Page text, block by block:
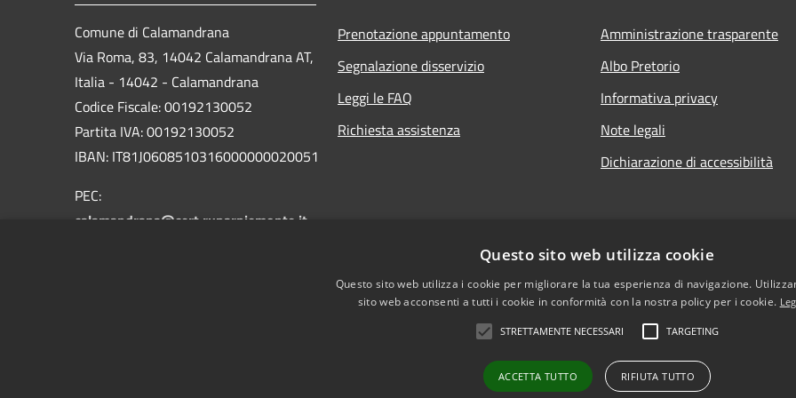
Comune di Calamandrana
Via Roma, 83, 14042 Calamandrana AT,
Italia - 14042 - Calamandrana
Codice Fiscale: 00192130052
Partita IVA: 00192130052
IBAN: IT81J0608510316000000020051
PEC:
calamandrana@cert.ruparpiemonte.it
Prenotazione appuntamento
Segnalazione disservizio
Leggi le FAQ
Richiesta assistenza
Amministrazione trasparente
Albo Pretorio
Informativa privacy
Note legali
Dichiarazione di accessibilità
Questo sito web utilizza cookie
Questo sito web utilizza i cookie per migliorare la tua esperienza di navigazione.
sito web acconsenti a tutti i cookie in conformità con la nostra policy per i cookie.
STRETTAMENTE NECESSARI TARGETING
ACCETTA TUTTO RIFIUTA TUTTO